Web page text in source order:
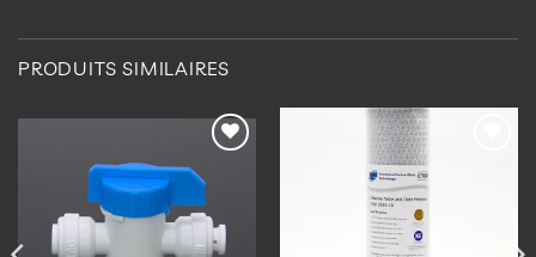
PRODUITS SIMILAIRES
d’envies